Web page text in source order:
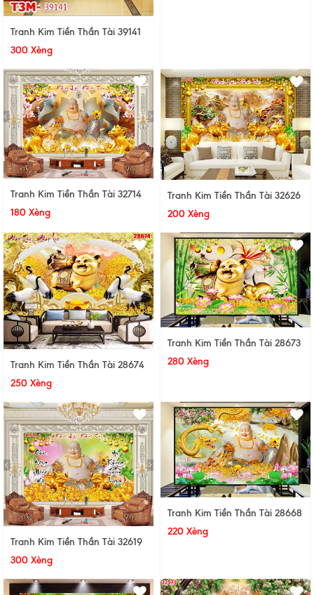
Tranh Kim Tiền Thần Tài 39141
300 Xèng
Tranh Kim Tiền Thần Tài 32714
180 Xèng
Tranh Kim Tiền Thần Tài 32626
200 Xèng
Tranh Kim Tiền Thần Tài 28674
250 Xèng
Tranh Kim Tiền Thần Tài 28673
280 Xèng
Tranh Kim Tiền Thần Tài 32619
300 Xèng
Tranh Kim Tiền Thần Tài 28668
220 Xèng